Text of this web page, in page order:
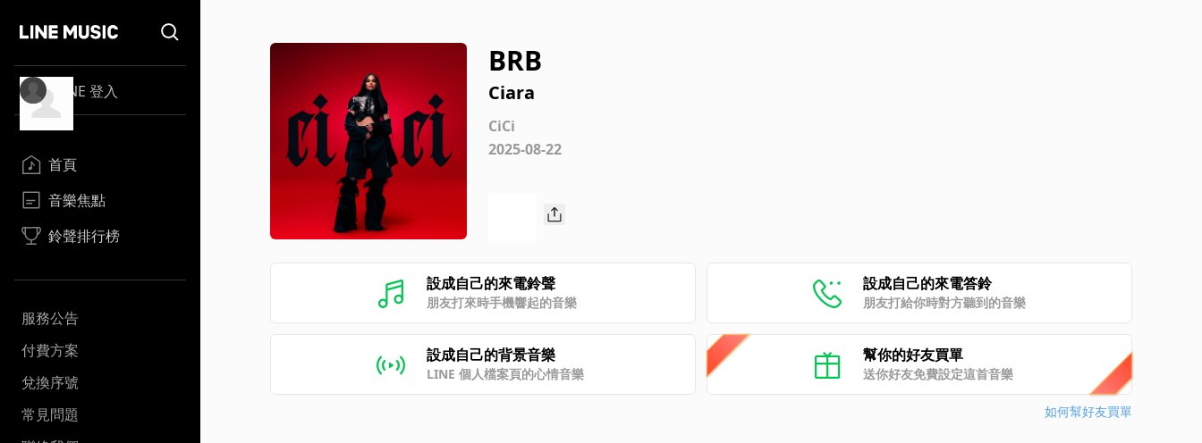
LINE 登入
首頁
音樂焦點
鈴聲排行榜
服務公告
付費方案
兌換序號
常見問題
BRB
Ciara
CiCi
2025-08-22
設成自己的來電鈴聲
朋友打來時手機響起的音樂
設成自己的來電答鈴
朋友打給你時對方聽到的音樂
設成自己的背景音樂
LINE 個人檔案頁的心情音樂
幫你的好友買單
送你好友免費設定這首音樂
如何幫好友買單